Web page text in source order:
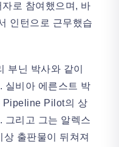
로 참여했으며, 바
인턴으로 근무했습
부닌 박사와 같이
실비아 에른스트 박
Pipeline Pilot의 상
그리고 그는 알렉스
출판물이 뒤쳐져